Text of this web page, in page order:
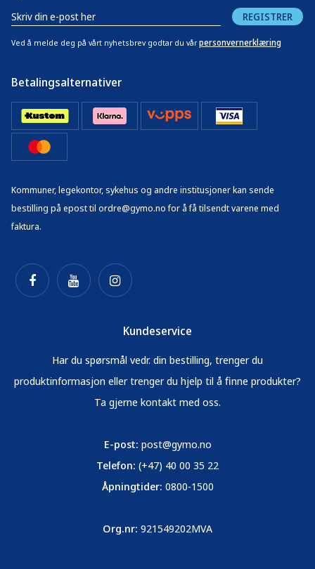
REGISTRER
Ved å melde deg på vårt nyhetsbrev godtar du vår personvernerklæring
Betalingsalternativer
Kommuner, legekontor, sykehus og andre institusjoner kan sende
bestilling på epost til ordre@gymo.no for å få tilsendt varene med
faktura.
Kundeservice
Har du spørsmål vedr. din bestilling, trenger du
produktinformasjon eller trenger du hjelp til å finne produkter?
Ta gjerne kontakt med oss.
E-post: post@gymo.no
Telefon: (+47) 40 00 35 22
Åpningtider: 0800-1500
Org.nr: 921549202MVA